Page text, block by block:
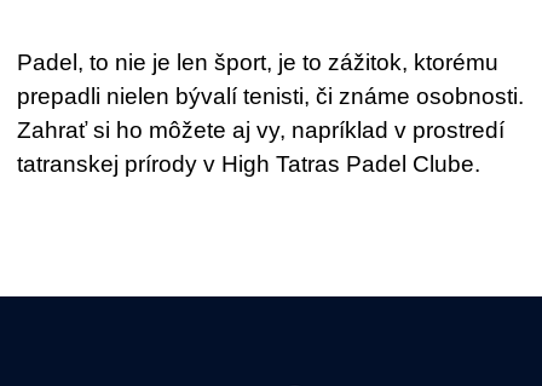
Padel, to nie je len šport, je to zážitok, ktorému
prepadli nielen bývalí tenisti, či známe osobnosti.
Zahrať si ho môžete aj vy, napríklad v prostredí
tatranskej prírody v High Tatras Padel Clube.